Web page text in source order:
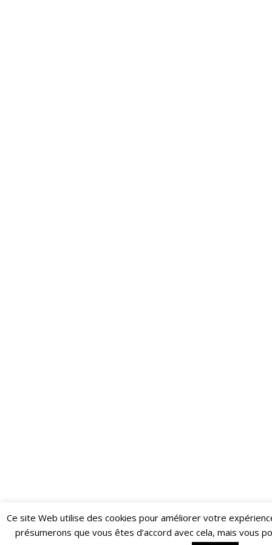
Restez informé·e des dernières actualités du Poing !
Ce site Web utilise des cookies pour améliorer votre
présumerons que vous êtes d’accord avec cela, mais vous